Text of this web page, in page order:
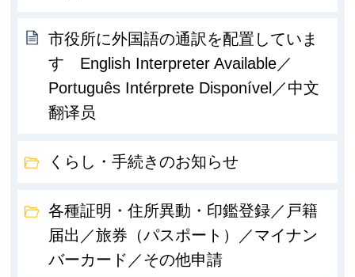
市役所に外国語の通訳を配置していま
す English Interpreter Available／
Português Intérprete Disponível／中文
翻译员
くらし・手続きのお知らせ
各種証明・住所異動・印鑑登録／戸籍
届出／旅券（パスポート）／マイナン
バーカード／その他申請